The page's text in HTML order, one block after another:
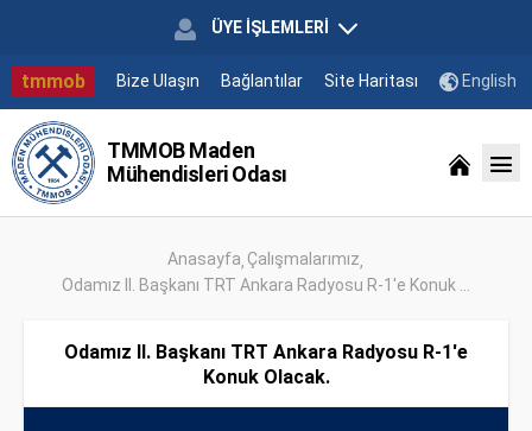
ÜYE İŞLEMLERİ
tmmob Bize Ulaşın Bağlantılar Site Haritası English
TMMOB Maden
Mühendisleri Odası
Anasayfa Çalışmalarımız
Odamız II. Başkanı TRT Ankara Radyosu R-1'e Konuk ...
Odamız II. Başkanı TRT Ankara Radyosu R-1'e
Konuk Olacak.